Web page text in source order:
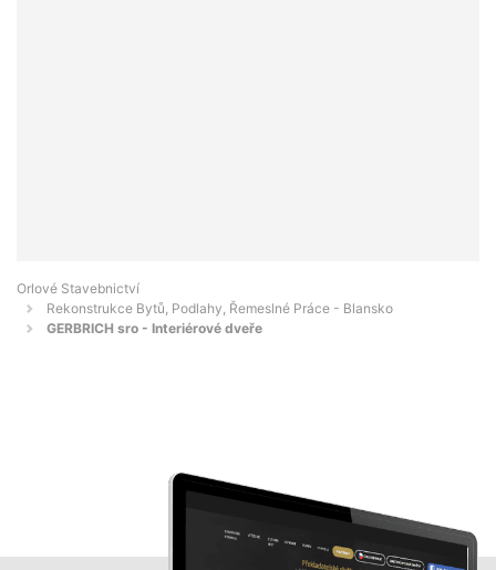
Orlové Stavebnictví
Rekonstrukce Bytů, Podlahy, Řemeslné Práce - Blansko
GERBRICH sro - Interiérové dveře